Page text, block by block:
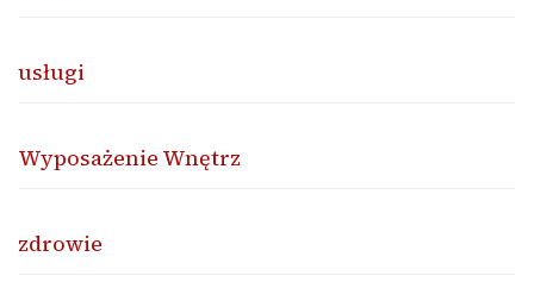
usługi
Wyposażenie Wnętrz
zdrowie